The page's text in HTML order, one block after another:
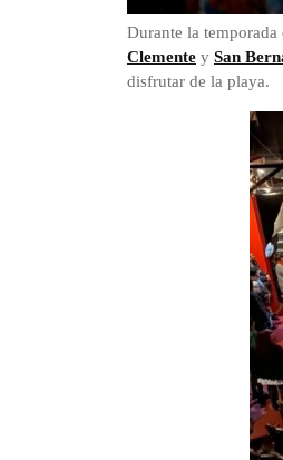
Durante la temporada
Clemente y San
disfrutar de la playa.